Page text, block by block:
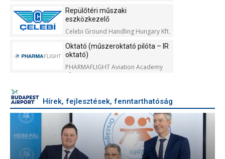
Repülőtéri műszaki
eszközkezelő
Celebi Ground Handling Hungary Kft.
Oktató (műszeroktató pilóta – IR
oktató)
PHARMAFLIGHT Aviation Academy
Kft.
Hírek, fejlesztések, fenntarthatóság